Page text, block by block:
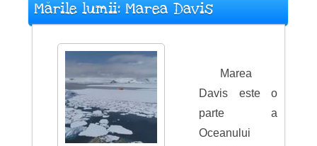
Mările lumii: Marea Davis
Marea
Davis este o
parte a
Oceanului